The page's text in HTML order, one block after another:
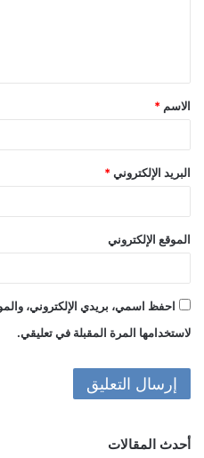
ق
*
الاسم *
البريد الإلكتروني *
الموقع الإلكتروني
احفظ اسمي، بريدي الإلكتروني،
لاستخدامها المرة المقبلة في تعليقي.
أحدث المقالات